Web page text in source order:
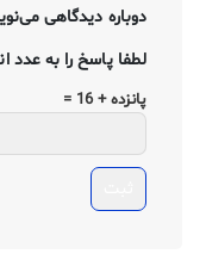
دوباره دیدگاهی
لطفا پاسخ را به عدد
پانزده + 16 =